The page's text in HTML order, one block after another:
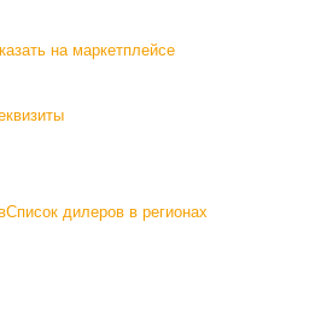
на маркетплейсе
Список дилеров в регионах